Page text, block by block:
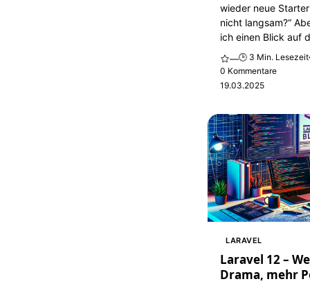
wieder neue
nicht langsam?“
ich einen Blick auf
—🕒 3 Min. Lesezeit
0 Kommentare
19.03.2025
LARAVEL
Laravel 12 –
Drama, mehr